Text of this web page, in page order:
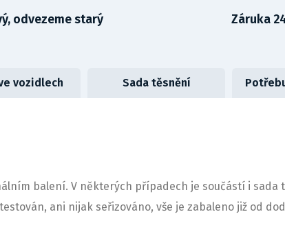
odvezeme starý Záruka
vozidlech Sada těsnění
balení. V některých případech je součástí i sada
ani nijak seřizováno, vše je zabaleno již od